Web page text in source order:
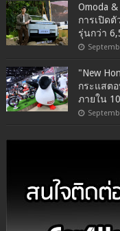
Omoda
การเปิดตั
รุ่นกว่า
"New
กระแสต
ภายใน